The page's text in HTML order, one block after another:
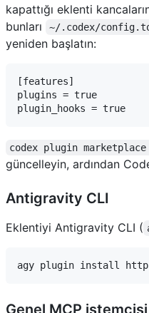
kapattığı eklenti
bunları
~/.codex/
yeniden başlatın:
[features]
plugins = true
codex plugin
güncelleyin, ardından
Antigravity CLI
Eklentiyi Antigravity CLI (
Genel MCP istemcisi